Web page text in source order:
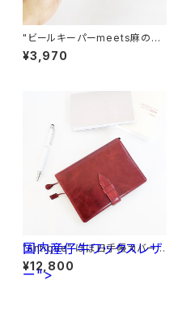
"ビールキーパーmeets麻の葉
文様" ビールキーパー<Came
l＞
¥3,970
国内産仔牛ワックスレザ
ー">
"Antique" ほぼ日手帳カバーA
6サイズ <D.Red> 国内産仔
牛ワックスレザー
¥12,800